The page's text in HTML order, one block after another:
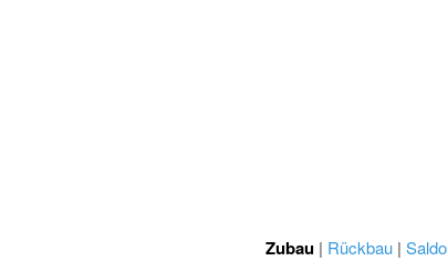
Zubau | Rückbau | Saldo